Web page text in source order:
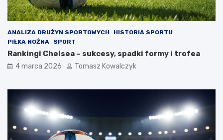
ANALIZA DRUŻYN SPORTOWYCH
HISTORIA SPORTU
PIŁKA NOŻNA
SPORT
Rankingi Chelsea – sukcesy, spadki formy i trofea
4 marca 2026 Tomasz Kowalczyk